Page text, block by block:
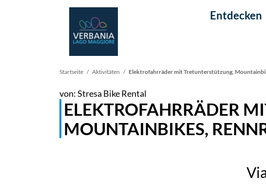
Entdecken
Pfadnavigation
Startseite Aktivitäten Elektrofahrräder mit Tretunterstützung,
von: Stresa Bike Rental
ELEKTROFAHRRÄDER
MOUNTAINBIKES,